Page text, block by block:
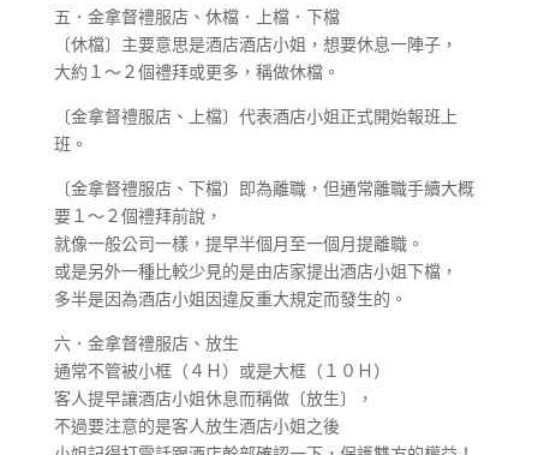
五．金拿督禮服店、休檔．上檔．下檔
〔休檔〕主要意思是酒店酒店小姐，想要休息一陣子，
大約１～２個禮拜或更多，稱做休檔。
〔金拿督禮服店、上檔〕代表酒店小姐正式開始報班上
班。
〔金拿督禮服店、下檔〕即為離職，但通常離職手續大概
要１～２個禮拜前說，
就像一般公司一樣，提早半個月至一個月提離職。
或是另外一種比較少見的是由店家提出酒店小姐下檔，
多半是因為酒店小姐因違反重大規定而發生的。
六．金拿督禮服店、放生
通常不管被小框（４Ｈ）或是大框（１０Ｈ）
客人提早讓酒店小姐休息而稱做〔放生〕，
不過要注意的是客人放生酒店小姐之後